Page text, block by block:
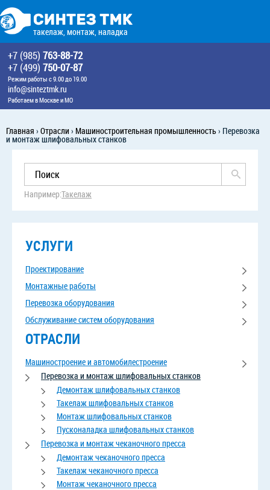
такелаж, монтаж, наладка
+7 (985) 763-88-72
+7 (499) 750-07-87
Режим работы с 9.00 до 19.00
info@sinteztmk.ru
Работаем в Москве и МО
Главная › Отрасли › Машиностроительная промышленность› Перевозка
и монтаж шлифовальных станков
Например:Такелаж
УСЛУГИ
Проектирование
Монтажные работы
Перевозка оборудования
Обслуживание систем оборудования
ОТРАСЛИ
Машиностроение и автомобилестроение
Перевозка и монтаж шлифовальных станков
Демонтаж шлифовальных станков
Такелаж шлифовальных станков
Монтаж шлифовальных станков
Пусконаладка шлифовальных станков
Перевозка и монтаж чеканочного пресса
Демонтаж чеканочного пресса
Такелаж чеканочного пресса
Монтаж чеканочного пресса